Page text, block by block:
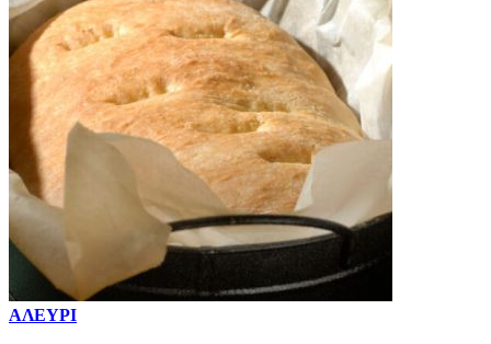
ΑΛΕΥΡΙ